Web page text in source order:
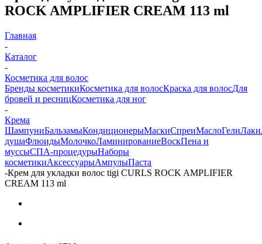
ROCK AMPLIFIER CREAM 113 ml
Главная
-
Каталог
-
Косметика для волос
Бренды косметикиКосметика для волосКраска для волосДля
бровей и ресницКосметика для ног
-
Крема
ШампуниБальзамыКондиционерыМаскиСпреиМаслоГелиЛаки
душаФлюидыМолочкоЛаминированиеВоскПена и
муссыСПА-процедурыНаборы
косметикиАксессуарыАмпулыПаста
-Крем для укладки волос tigi CURLS ROCK AMPLIFIER
CREAM 113 ml